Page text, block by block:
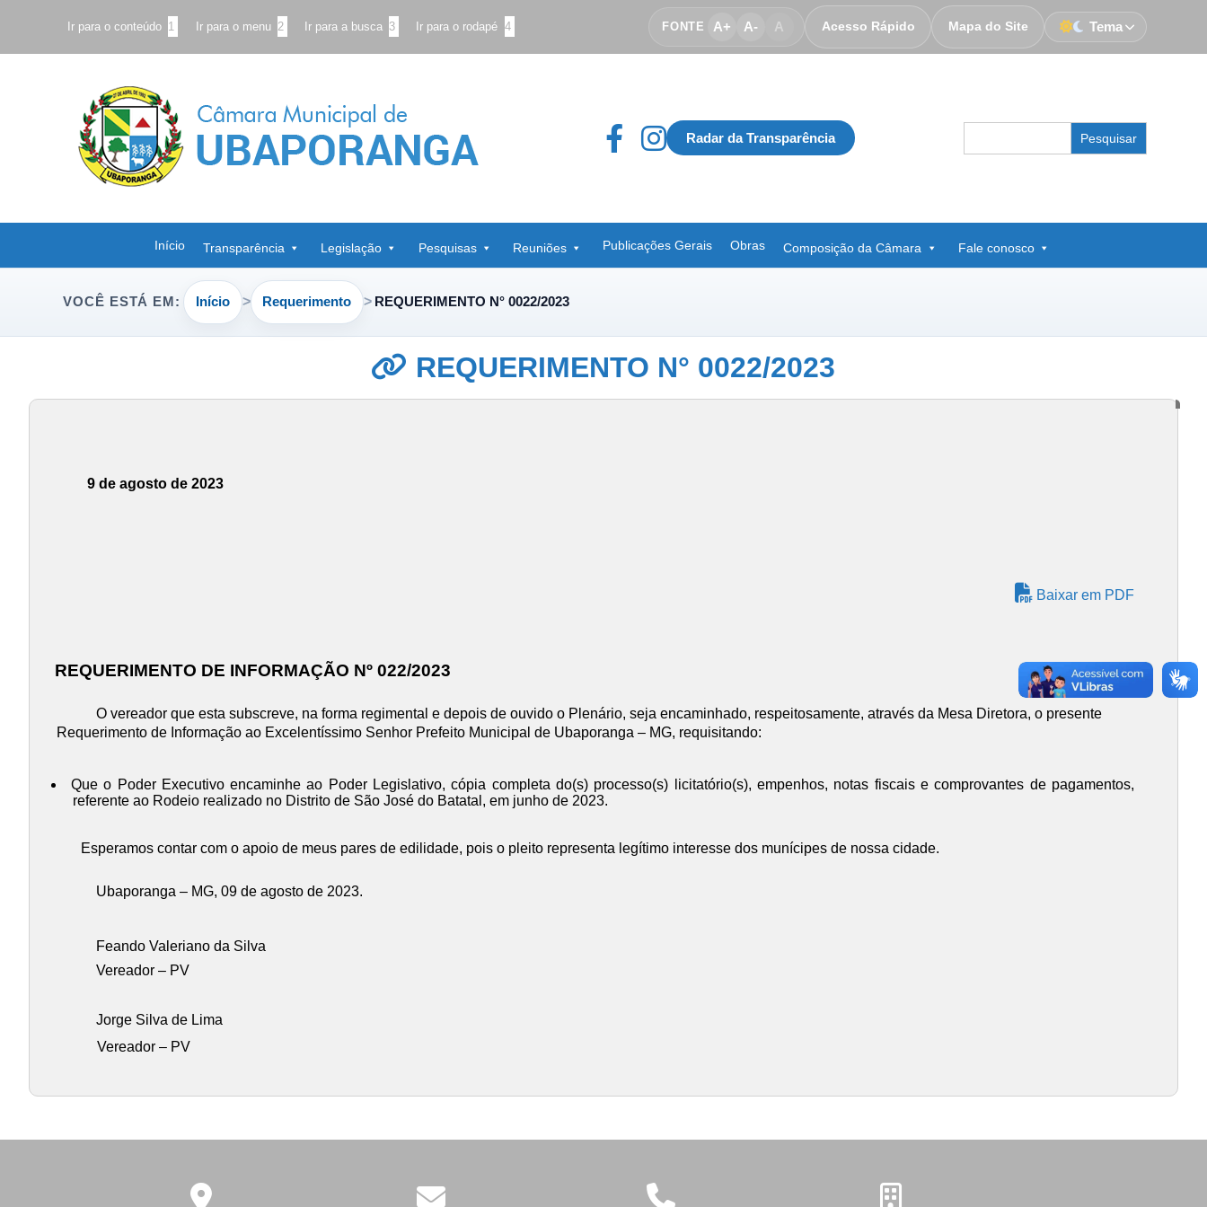
Ir para o conteúdo 1 Ir para o menu 2 Ir para a busca 3 Ir para o rodapé 4 FONTE A+ A- A Acesso Rápido Mapa do Site Tema
Radar da Transparência
for:
Início Transparência Legislação Pesquisas Reuniões Publicações Gerais Obras Composição da Câmara Fale conosco
VOCÊ ESTÁ EM: Início Requerimento REQUERIMENTO N° 0022/2023
REQUERIMENTO N° 0022/2023
9 de agosto de 2023
Baixar em PDF
REQUERIMENTO DE INFORMAÇÃO Nº 022/2023
O vereador que esta subscreve, na forma regimental e depois de ouvido o Plenário, seja encaminhado, respeitosamente, através da Mesa Diretora, o presente
Requerimento de Informação ao Excelentíssimo Senhor Prefeito Municipal de Ubaporanga – MG, requisitando:
Que o Poder Executivo encaminhe ao Poder Legislativo, cópia completa do(s) processo(s) licitatório(s), empenhos, notas fiscais e comprovantes de pagamentos,
referente ao Rodeio realizado no Distrito de São José do Batatal, em junho de 2023.
Esperamos contar com o apoio de meus pares de edilidade, pois o pleito representa legítimo interesse dos munícipes de nossa cidade.
Ubaporanga – MG, 09 de agosto de 2023.
Feando Valeriano da Silva
Vereador – PV
Jorge Silva de Lima
Vereador – PV